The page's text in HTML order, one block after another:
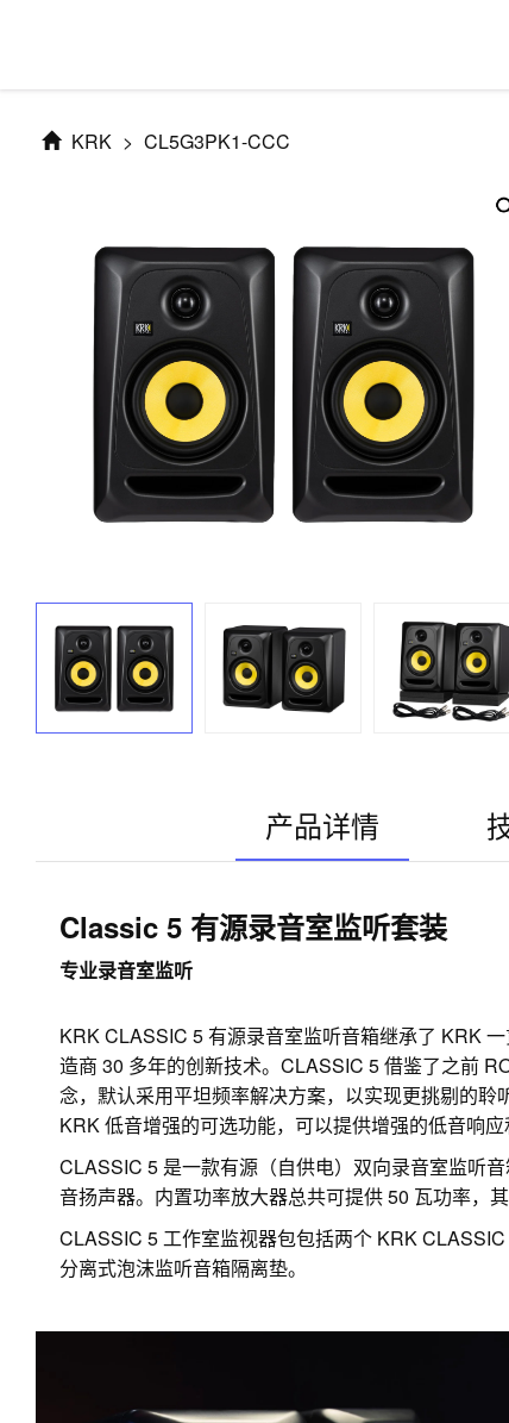
KRK > CL5G3PK1-CCC
产品详情
Classic 5 有源录音室监听套装
专业录音室监听
KRK CLASSIC 5 有源录音室监听音箱继承了 KRK
造商 30 多年的创新技术。CLASSIC 5 借鉴了之前
念，默认采用平坦频率解决方案，以实现更挑剔的
KRK 低音增强的可选功能，可以提供增强的低音响
CLASSIC 5 是一款有源（自供电）双向录音室监听
音扬声器。内置功率放大器总共可提供 50 瓦功率，
CLASSIC 5 工作室监视器包包括两个 KRK
分离式泡沫监听音箱隔离垫。